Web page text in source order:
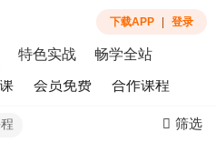
下载APP 登录
特色实战 畅学全站
会员免费 合作课程
筛选